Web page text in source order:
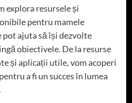
explora resursele și
pentru mamele
pot ajuta să își dezvolte
obiectivele. De la resurse
și aplicații utile, vom acoperi
a fi un succes în lumea